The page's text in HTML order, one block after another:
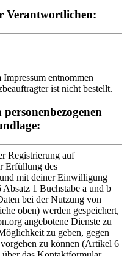
Verantwortlichen:
entnommen
ist nicht bestellt.
Registrierung auf
Erfüllung des
mit deiner Einwilligung
1 Buchstabe a und b
bei der Nutzung von
oben) werden gespeichert,
angebotene Dienste zu
zu geben, gegen
zu können (Artikel 6